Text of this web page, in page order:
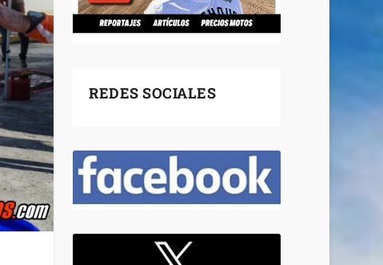
REDES SOCIALES